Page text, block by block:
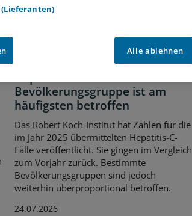
Robert Koch-Institut
Hepatitis C: Diese
Bevölkerungsgruppe ist am
häufigsten betroffen
Das Robert Koch-Institut hat Zahlen für die
im Jahr 2025 übermittelten Hepatitis-C-
Fälle veröffentlicht. Sie gingen im Vergleich
zum Vorjahr zurück. Bestimmte
Bevölkerungsgruppen sind jedoch
weiterhin überproportional betroffen.
24.07.2026
Alle ablehnen